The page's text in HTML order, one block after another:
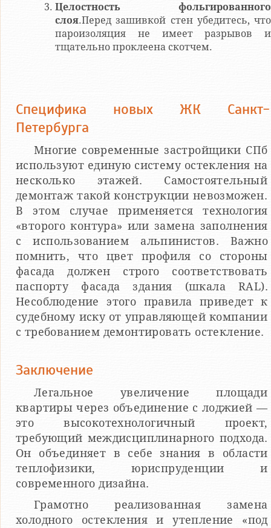
Целостность фольгированного
слоя.Перед зашивкой стен убедитесь, что
пароизоляция не имеет разрывов и
тщательно проклеена скотчем.
Специфика новых ЖК Санкт-
Петербурга
Многие современные застройщики СПб
используют единую систему остекления на
несколько этажей. Самостоятельный
демонтаж такой конструкции невозможен.
В этом случае применяется технология
«второго контура» или замена заполнения
с использованием альпинистов. Важно
помнить, что цвет профиля со стороны
фасада должен строго соответствовать
паспорту фасада здания (шкала RAL).
Несоблюдение этого правила приведет к
судебному иску от управляющей компании
с требованием демонтировать остекление.
Заключение
Легальное увеличение площади
квартиры через объединение с лоджией —
это высокотехнологичный проект,
требующий междисциплинарного подхода.
Он объединяет в себе знания в области
теплофизики, юриспруденции и
современного дизайна.
Грамотно реализованная замена
холодного остекления и утепление «под